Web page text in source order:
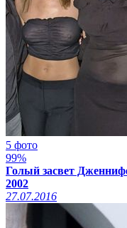
5 фото
99%
Голый засвет
2002
27.07.2016